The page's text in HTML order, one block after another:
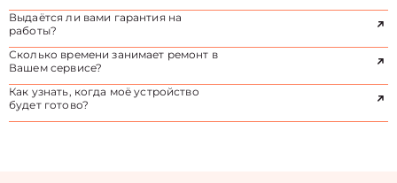
Выдаётся ли вами гарантия на
работы?
Сколько времени занимает ремонт в
Вашем сервисе?
Как узнать, когда моё устройство
будет готово?